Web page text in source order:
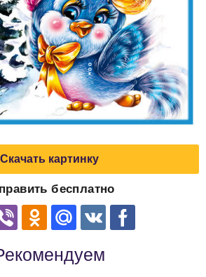
Скачать картинку
бесплатно